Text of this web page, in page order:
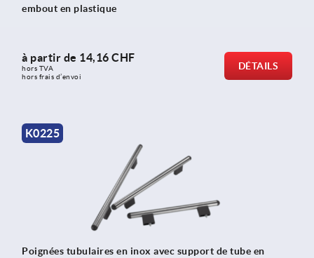
embout en plastique
à partir de 14,16 CHF
hors TVA
hors frais d’envoi
DÉTAILS
K0225
Poignées tubulaires en inox avec support de tube en